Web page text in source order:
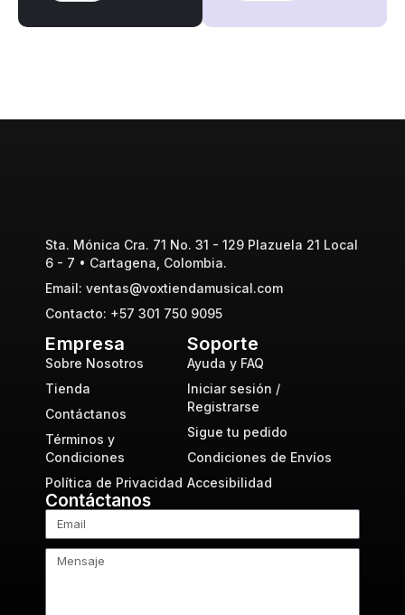
Sta. Mónica Cra. 71 No. 31 - 129 Plazuela 21 Local
6 - 7 • Cartagena, Colombia.
Email: ventas@voxtiendamusical.com
Contacto: +57 301 750 9095
Empresa
Sobre Nosotros
Tienda
Contáctanos
Términos y
Condiciones
Política de Privacidad
Soporte
Ayuda y FAQ
Iniciar sesión /
Registrarse
Sigue tu pedido
Condiciones de Envíos
Accesibilidad
Contáctanos